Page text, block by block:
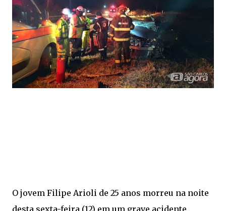
O jovem Filipe Arioli de 25 anos morreu na noite